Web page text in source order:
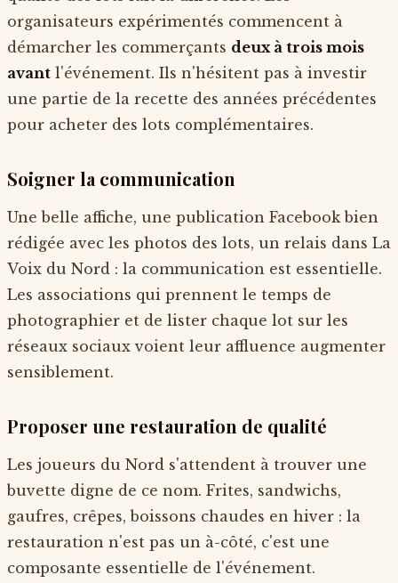
organisateurs expérimentés commencent à
démarcher les commerçants deux à trois mois
avant l'événement. Ils n'hésitent pas à investir
une partie de la recette des années précédentes
pour acheter des lots complémentaires.
Soigner la communication
Une belle affiche, une publication Facebook bien
rédigée avec les photos des lots, un relais dans La
Voix du Nord : la communication est essentielle.
Les associations qui prennent le temps de
photographier et de lister chaque lot sur les
réseaux sociaux voient leur affluence augmenter
sensiblement.
Proposer une restauration de qualité
Les joueurs du Nord s'attendent à trouver une
buvette digne de ce nom. Frites, sandwichs,
gaufres, crêpes, boissons chaudes en hiver : la
restauration n'est pas un à-côté, c'est une
composante essentielle de l'événement.